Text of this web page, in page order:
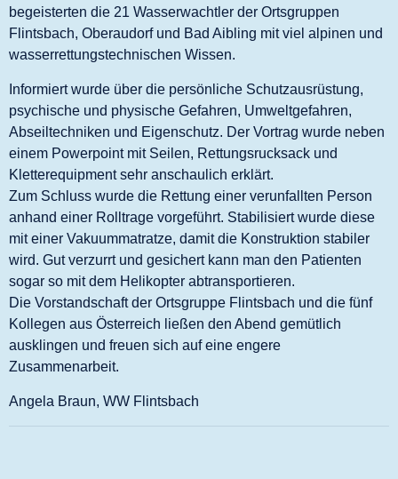
begeisterten die 21 Wasserwachtler der Ortsgruppen
Flintsbach, Oberaudorf und Bad Aibling mit viel alpinen und
wasserrettungstechnischen Wissen.
Informiert wurde über die persönliche Schutzausrüstung,
psychische und physische Gefahren, Umweltgefahren,
Abseiltechniken und Eigenschutz. Der Vortrag wurde neben
einem Powerpoint mit Seilen, Rettungsrucksack und
Kletterequipment sehr anschaulich erklärt.
Zum Schluss wurde die Rettung einer verunfallten Person
anhand einer Rolltrage vorgeführt. Stabilisiert wurde diese
mit einer Vakuummatratze, damit die Konstruktion stabiler
wird. Gut verzurrt und gesichert kann man den Patienten
sogar so mit dem Helikopter abtransportieren.
Die Vorstandschaft der Ortsgruppe Flintsbach und die fünf
Kollegen aus Österreich ließen den Abend gemütlich
ausklingen und freuen sich auf eine engere
Zusammenarbeit.
Angela Braun, WW Flintsbach